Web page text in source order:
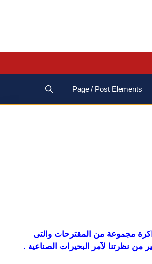
Page / Post Elements
مجموعة من المقترحات والتى
نظرتنا لآمر البحيرات الصناعية .